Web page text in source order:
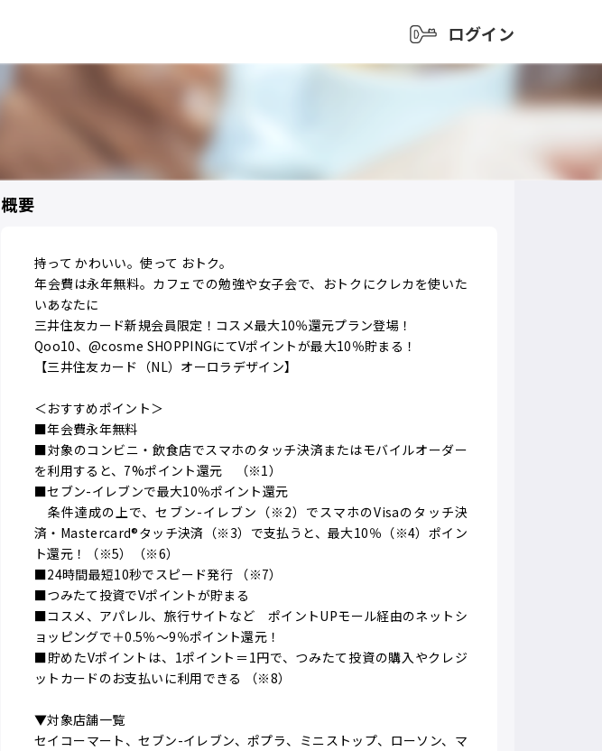
ログイン
概要
持って かわいい。使って おトク。
年会費は永年無料。カフェでの勉強や女子会で、おトクにクレカを使いた
いあなたに
三井住友カード新規会員限定！コスメ最大10％還元プラン登場！
Qoo10、@cosme SHOPPINGにてVポイントが最大10％貯まる！
【三井住友カード（NL）オーロラデザイン】
＜おすすめポイント＞
■年会費永年無料
■対象のコンビニ・飲食店でスマホのタッチ決済またはモバイルオーダー
を利用すると、7%ポイント還元 （※1）
■セブン-イレブンで最大10％ポイント還元
条件達成の上で、セブン-イレブン（※2）でスマホのVisaのタッチ決
済・Mastercard®タッチ決済（※3）で支払うと、最大10％（※4）ポイン
ト還元！（※5）（※6）
■24時間最短10秒でスピード発行 （※7）
■つみたて投資でVポイントが貯まる
■コスメ、アパレル、旅行サイトなど ポイントUPモール経由のネットシ
ョッピングで＋0.5％～9％ポイント還元！
■貯めたVポイントは、1ポイント＝1円で、つみたて投資の購入やクレジ
ットカードのお支払いに利用できる （※8）
▼対象店舗一覧
セイコーマート、セブン-イレブン、ポプラ、ミニストップ、ローソン、マ